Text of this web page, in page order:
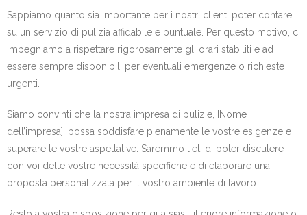
Sappiamo quanto sia importante per i nostri clienti poter contare
su un servizio di pulizia affidabile e puntuale. Per questo motivo, ci
impegniamo a rispettare rigorosamente gli orari stabiliti e ad
essere sempre disponibili per eventuali emergenze o richieste
urgenti.
Siamo convinti che la nostra impresa di pulizie, [Nome
dell’impresa], possa soddisfare pienamente le vostre esigenze e
superare le vostre aspettative. Saremmo lieti di poter discutere
con voi delle vostre necessità specifiche e di elaborare una
proposta personalizzata per il vostro ambiente di lavoro.